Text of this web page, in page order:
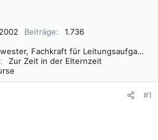
Beiträge
1.736
Krankenschwester, Fachkraft für Leitungsaufgaben in der Pflege (FLP)
Zur Zeit in der Elternzeit
#1